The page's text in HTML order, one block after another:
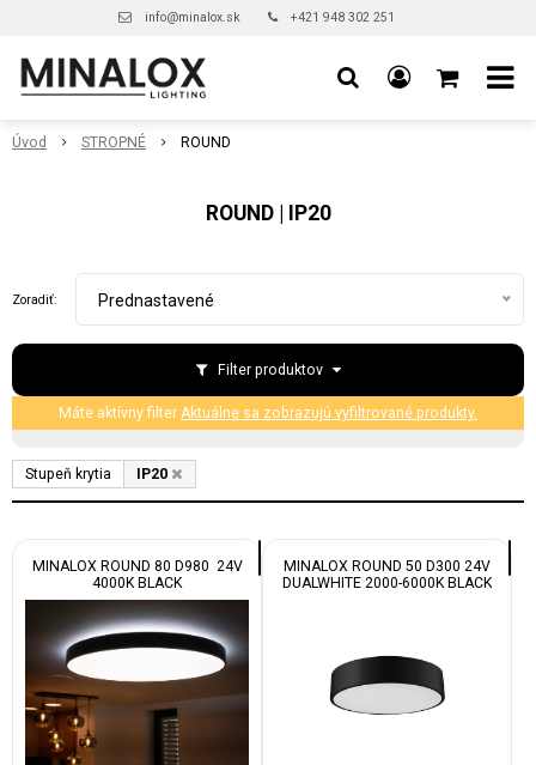
info@minalox.sk +421 948 302 251
Úvod STROPNÉ ROUND
ROUND | IP20
Filter produktov
Zoradiť: Prednastavené
Máte aktívny filter Aktuálne sa zobrazujú vyfiltrované produkty.
Stupeň krytia IP20
MINALOX ROUND 80 D980 24V
4000K BLACK
MINALOX ROUND 50 D300 24V
DUALWHITE 2000-6000K BLACK